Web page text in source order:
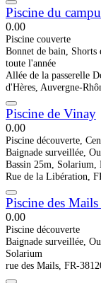
Piscine du
0.00
Piscine couverte
Bonnet de bain,
toute l'année
Allée de la passerelle
d'Hères, Auvergne-
Piscine de Vinay
0.00
Piscine découverte,
Baignade surveillée,
Bassin 25m, Solarium,
Rue de la Libération,
Piscine des
0.00
Piscine découverte
Baignade surveillée,
Solarium
rue des Mails, FR-